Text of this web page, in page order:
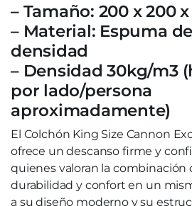
– Tamaño: 200 x 200 x
– Material: Espuma
densidad
– Densidad 30kg/m3
por lado/persona
aproximadamente)
El Colchón King Size Cannon
ofrece un descanso firme y
quienes valoran la combinación
durabilidad y confort en un
a su diseño moderno y su